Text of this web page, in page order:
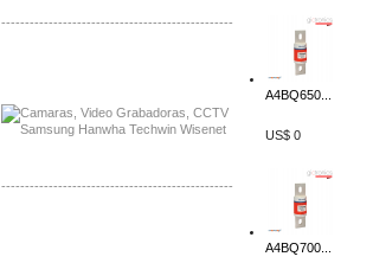
-------------------------------------------------
-------------------------------------------------
A4BQ650...
US$ 0
A4BQ700...